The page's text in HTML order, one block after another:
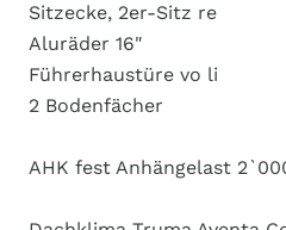
Sitzecke, 2er-Sitz re
Aluräder 16"
Führerhaustüre vo li
2 Bodenfächer
AHK fest Anhängelast